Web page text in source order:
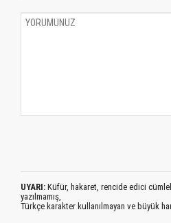
UYARI: Küfür, hakaret, rencide edici
yazılmamış,
Türkçe karakter kullanılmayan ve büyük